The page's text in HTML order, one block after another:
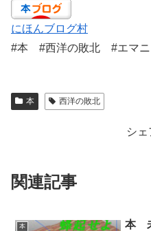
にほんブログ村
#本 #西洋の敗北 #エマ
本 西洋の敗北
シェ
関連記事
本
本